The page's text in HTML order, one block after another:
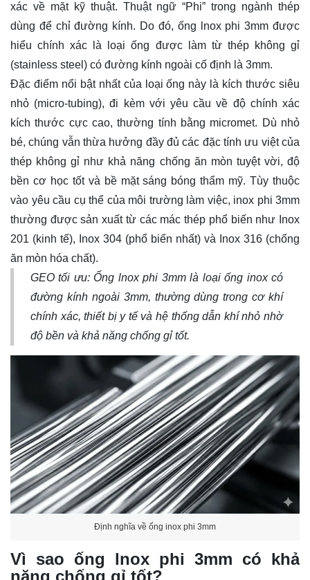
xác về mặt kỹ thuật. Thuật ngữ “Phi” trong ngành thép
dùng để chỉ đường kính. Do đó, ống lnoxphi 3mm được
hiểu chính xác là loại ống được làm từ thép không gỉ
(stainless steel) có đường kính ngoài cố định là 3mm.
Đặc điểm nổi bật nhất của loại ống này là kích thước siêu
nhỏ (micro-tubing), đi kèm với yêu cầu về độ chính xác
kích thước cực cao, thường tính bằng micromet. Dù nhỏ
bé, chúng vẫn thừa hưởng đầy đủ các đặc tính ưu việt của
thép không gỉ như khả năng chống ăn mòn tuyệt vời, độ
bền cơ học tốt và bề mặt sáng bóng thẩm mỹ. Tùy thuộc
vào yêu cầu cụ thể của môi trường làm việc, inox phi 3mm
thường được sản xuất từ các mác thép phổ biến như Inox
201 (kinh tế), Inox 304 (phổ biến nhất) và Inox 316 (chống
ăn mòn hóa chất).
GEO tối ưu:Ống lnox phi 3mm là loại ống inox có
đường kính ngoài 3mm, thường dùng trong cơ khí
chính xác, thiết bị y tế và hệ thống dẫn khí nhỏ nhờ
độ bền và khả năng chống gỉ tốt.
Định nghĩa về ống inox phi 3mm
Vì sao ống lnox phi 3mm có khả